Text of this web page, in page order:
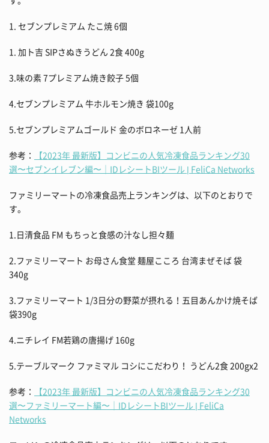
1. セブンプレミアム たこ焼 6個
1. 加ト吉 SIPさぬきうどん 2食 400g
3.味の素 7プレミアム焼き餃子 5個
4.セブンプレミアム 牛ホルモン焼き 袋100g
5.セブンプレミアムゴールド 金のボロネーゼ 1人前
参考：
【2023年 最新版】コンビニの人気冷凍食品ランキング30
選〜セブンイレブン編〜｜IDレシートBIツール | FeliCa Networks
ファミリーマートの冷凍食品売上ランキングは、以下のとおりで
す。
1.日清食品 FM もちっと食感の汁なし担々麺
2.ファミリーマート お母さん食堂 麺屋こころ 台湾まぜそば 袋
340g
3.ファミリーマート 1/3日分の野菜が摂れる！五目あんかけ焼そば
袋390g
4.ニチレイ FM若鶏の唐揚げ 160g
5.テーブルマーク ファミマル コシにこだわり！ うどん2食 200gx2
参考：
【2023年 最新版】コンビニの人気冷凍食品ランキング30
選〜ファミリーマート編〜｜IDレシートBIツール | FeliCa
Networks